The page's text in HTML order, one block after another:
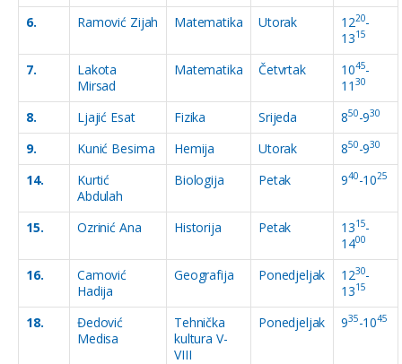
6. Ramović Zijah Matematika Utorak 1220-
1315
7.
Lakota
Mirsad
Matematika Četvrtak 1045-
11 30
8. Ljajić Esat Fizika Srijeda 850-930
9. Kunić Besima Hemija Utorak 850-930
14.
Kurtić
Abdulah
Biologija Petak 940-1025
15. Ozrinić Ana Historija Petak 1315-
1400
16.
Camović
Hadija
Geografija Ponedjeljak 1230-
1315
18.
Đedović
Medisa
Tehnička
kultura V-
VIII
Ponedjeljak 935-1045